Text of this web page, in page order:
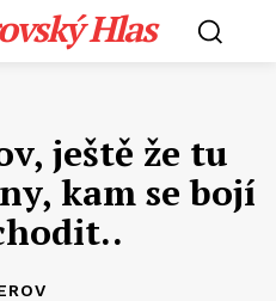
Hlas
ještě že tu
kam se bojí